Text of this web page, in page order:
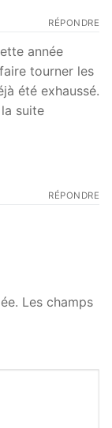
RÉPONDRE
année
tourner les
été exhaussé.
suite
RÉPONDRE
Les champs